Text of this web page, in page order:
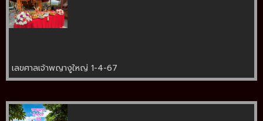
เลขศาลเจ้าพญางูใหญ่ 1-4-67